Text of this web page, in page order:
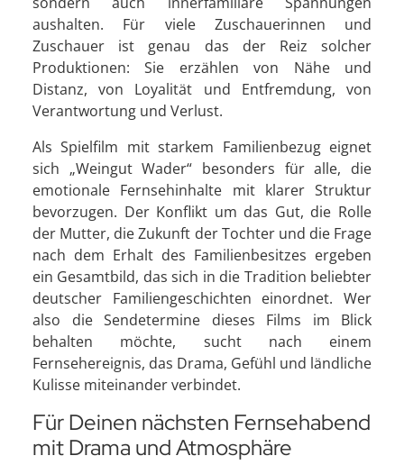
aushalten. Für viele Zuschauerinnen und
Zuschauer ist genau das der Reiz solcher
Produktionen: Sie erzählen von Nähe und
Distanz, von Loyalität und Entfremdung, von
Verantwortung und Verlust.
Als Spielfilm mit starkem Familienbezug eignet
sich „Weingut Wader“ besonders für alle, die
emotionale Fernsehinhalte mit klarer Struktur
bevorzugen. Der Konflikt um das Gut, die Rolle
der Mutter, die Zukunft der Tochter und die Frage
nach dem Erhalt des Familienbesitzes ergeben
ein Gesamtbild, das sich in die Tradition beliebter
deutscher Familiengeschichten einordnet. Wer
also die Sendetermine dieses Films im Blick
behalten möchte, sucht nach einem
Fernsehereignis, das Drama, Gefühl und ländliche
Kulisse miteinander verbindet.
Für Deinen nächsten Fernsehabend
mit Drama und Atmosphäre